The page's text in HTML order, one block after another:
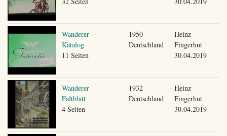
Wanderer
Katalog
11 Seiten
1950
Deutschland
Heinz
Fingerhut
30.04.2019
Wanderer
Faltblatt
4 Seiten
1932
Deutschland
Heinz
Fingerhut
30.04.2019